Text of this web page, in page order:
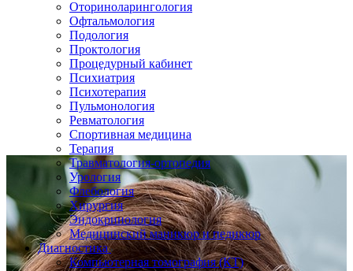
Оториноларингология
Офтальмология
Подология
Проктология
Процедурный кабинет
Психиатрия
Психотерапия
Пульмонология
Ревматология
Спортивная медицина
Терапия
Травматология-ортопедия
Урология
Флебология
Хирургия
Эндокринология
Медицинский маникюр и педикюр
Диагностика
Компьютерная томография (КТ)